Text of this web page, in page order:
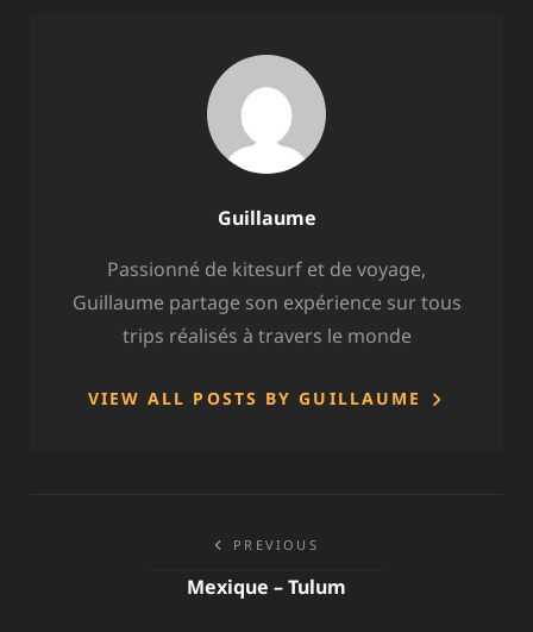
Author:
Guillaume
Passionné de kitesurf et de voyage,
Guillaume partage son expérience sur tous
trips réalisés à travers le monde
VIEW ALL POSTS BY GUILLAUME
NavigationPREVIOUS
Mexique – Tulum